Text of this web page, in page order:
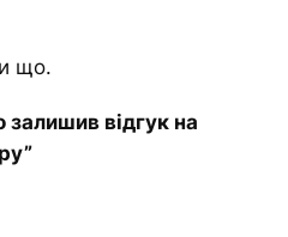
що.
відгук на